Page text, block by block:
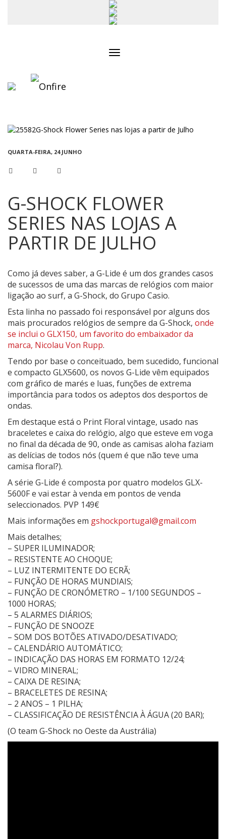
QUARTA-FEIRA, 24 JUNHO
G-SHOCK FLOWER
SERIES NAS LOJAS A
PARTIR DE JULHO
Como já deves saber, a G-Lide é um dos grandes casos
de sucessos de uma das marcas de relógios com maior
ligação ao surf, a G-Shock, do Grupo Casio.
Esta linha no passado foi responsável por alguns dos
mais procurados relógios de sempre da G-Shock, onde
se inclui o GLX150, um favorito do embaixador da
marca, Nicolau Von Rupp.
Tendo por base o conceituado, bem sucedido, funcional
e compacto GLX5600, os novos G-Lide vêm equipados
com gráfico de marés e luas, funções de extrema
importância para todos os adeptos dos desportos de
ondas.
Em destaque está o Print Floral vintage, usado nas
braceletes e caixa do relógio, algo que esteve em voga
no final da década de 90, onde as camisas aloha faziam
as delícias de todos nós (quem é que não teve uma
camisa floral?).
A série G-Lide é composta por quatro modelos GLX-
5600F e vai estar à venda em pontos de venda
seleccionados. PVP 149€
Mais informações em gshockportugal@gmail.com
Mais detalhes;
– SUPER ILUMINADOR;
– RESISTENTE AO CHOQUE;
– LUZ INTERMITENTE DO ECRÃ;
– FUNÇÃO DE HORAS MUNDIAIS;
– FUNÇÃO DE CRONÓMETRO – 1/100 SEGUNDOS –
1000 HORAS;
– 5 ALARMES DIÁRIOS;
– FUNÇÃO DE SNOOZE
– SOM DOS BOTÕES ATIVADO/DESATIVADO;
– CALENDÁRIO AUTOMÁTICO;
– INDICAÇÃO DAS HORAS EM FORMATO 12/24;
– VIDRO MINERAL;
– CAIXA DE RESINA;
– BRACELETES DE RESINA;
– 2 ANOS – 1 PILHA;
– CLASSIFICAÇÃO DE RESISTÊNCIA À ÁGUA (20 BAR);
(O team G-Shock no Oeste da Austrália)